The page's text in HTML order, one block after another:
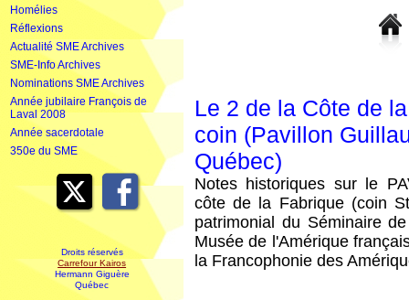
Homélies
Réflexions
Actualité SME Archives
SME-Info Archives
Nominations SME Archives
Année jubilaire François de
Laval 2008
Année sacerdotale
350e du SME
Droits réservés
Carrefour Kairos
Hermann Giguère
Québec
Le 2 de la Côte de
coin (Pavillon
Québec)
Notes historiques sur le
côte de la Fabrique (coin
patrimonial du Séminaire
Musée de l'Amérique
la Francophonie des